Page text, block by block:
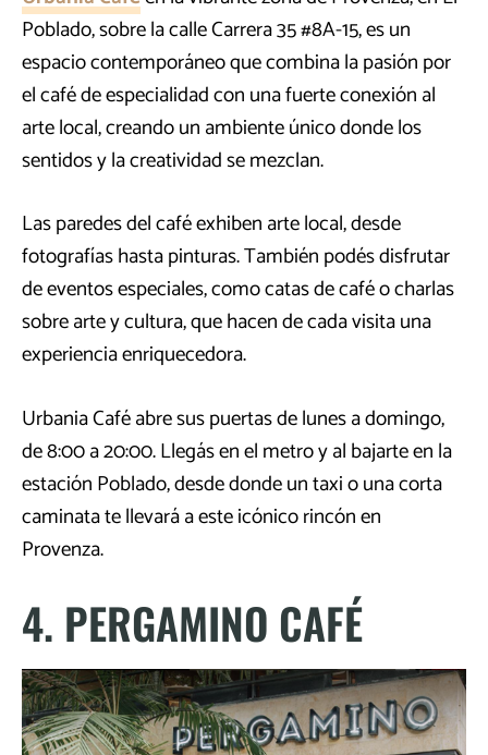
Poblado, sobre la calle Carrera 35 #8A-15, es un
espacio contemporáneo que combina la pasión por
el café de especialidad con una fuerte conexión al
arte local, creando un ambiente único donde los
sentidos y la creatividad se mezclan.
Las paredes del café exhiben arte local, desde
fotografías hasta pinturas. También podés disfrutar
de eventos especiales, como catas de café o charlas
sobre arte y cultura, que hacen de cada visita una
experiencia enriquecedora.
Urbania Café abre sus puertas de lunes a domingo,
de 8:00 a 20:00. Llegás en el metro y al bajarte en la
estación Poblado, desde donde un taxi o una corta
caminata te llevará a este icónico rincón en
Provenza.
4. PERGAMINO CAFÉ